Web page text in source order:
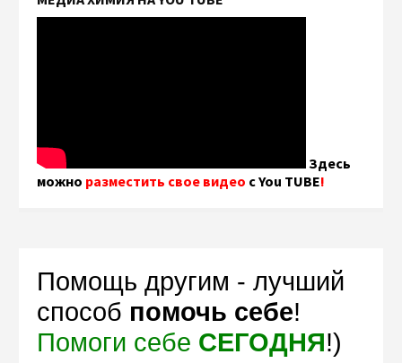
Здесь
можно разместить свое видео с You TUBE!
Помощь другим - лучший
способ помочь себе!
Помоги себе СЕГОДНЯ!)